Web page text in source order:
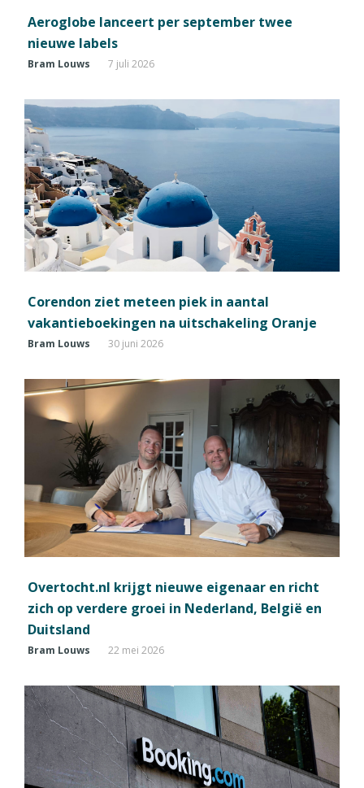
Aeroglobe lanceert per september twee
nieuwe labels
Bram Louws 7 juli 2026
Corendon ziet meteen piek in aantal
vakantieboekingen na uitschakeling Oranje
Bram Louws 30 juni 2026
Overtocht.nl krijgt nieuwe eigenaar en richt
zich op verdere groei in Nederland, België en
Duitsland
Bram Louws 22 mei 2026